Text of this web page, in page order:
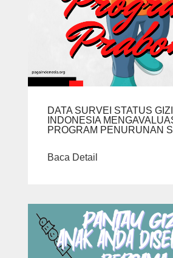
DATA SURVEI STATUS GIZI
INDONESIA
PROGRAM PENURUNAN
Baca Detail